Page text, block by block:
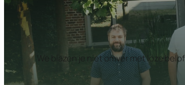
We blazen je niet omver met loze